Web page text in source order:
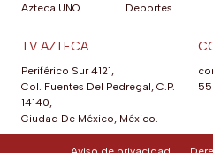
Azteca UNO
Deportes
TV AZTECA
Periférico Sur 4121,
Col. Fuentes Del Pedregal, C.P.
14140,
Ciudad De México, México.
55